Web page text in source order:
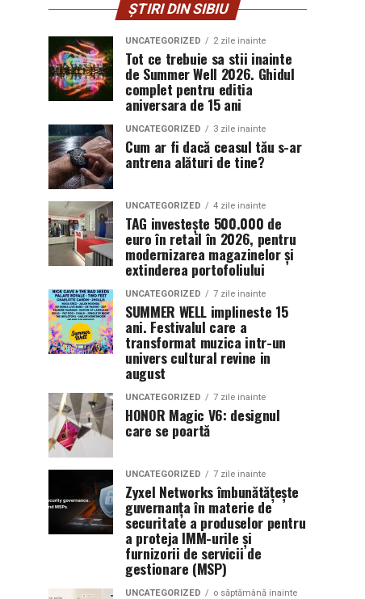
ȘTIRI DIN SIBIU
UNCATEGORIZED 2 zile inainte
Tot ce trebuie sa stii inainte
de Summer Well 2026. Ghidul
complet pentru editia
aniversara de 15 ani
UNCATEGORIZED 3 zile inainte
Cum ar fi dacă ceasul tău s-ar
antrena alături de tine?
UNCATEGORIZED 4 zile inainte
TAG investește 500.000 de
euro în retail în 2026, pentru
modernizarea magazinelor și
extinderea portofoliului
UNCATEGORIZED 7 zile inainte
SUMMER WELL implineste 15
ani. Festivalul care a
transformat muzica intr-un
univers cultural revine in
august
UNCATEGORIZED 7 zile inainte
HONOR Magic V6: designul
care se poartă
UNCATEGORIZED 7 zile inainte
Zyxel Networks îmbunătățește
guvernanța în materie de
securitate a produselor pentru
a proteja IMM-urile și
furnizorii de servicii de
gestionare (MSP)
UNCATEGORIZED o săptămână inainte